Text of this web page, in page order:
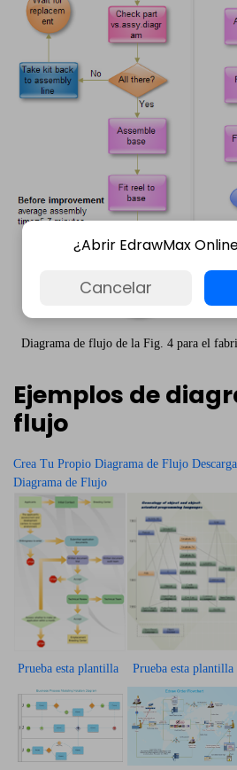
Diagrama de flujo de la Fig. 4 para el
Ejemplos de
flujo
Crea Tu Propio Diagrama de Flujo
Diagrama de Flujo
Prueba esta plantilla Prueba esta plantilla
¿Abrir EdrawMax
Cancelar